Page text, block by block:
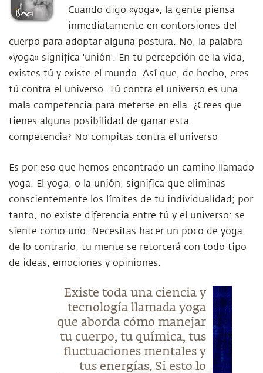
Cuando digo «yoga», la gente piensa
inmediatamente en contorsiones del
cuerpo para adoptar alguna postura. No, la palabra
«yoga» significa 'unión'. En tu percepción de la vida,
existes tú y existe el mundo. Así que, de hecho, eres
tú contra el universo. Tú contra el universo es una
mala competencia para meterse en ella. ¿Crees que
tienes alguna posibilidad de ganar esta
competencia? No compitas contra el universo
Es por eso que hemos encontrado un camino llamado
yoga. El yoga, o la unión, significa que eliminas
conscientemente los límites de tu individualidad; por
tanto, no existe diferencia entre tú y el universo: se
siente como uno. Necesitas hacer un poco de yoga,
de lo contrario, tu mente se retorcerá con todo tipo
de ideas, emociones y opiniones.
Existe toda una ciencia y
tecnología llamada yoga
que aborda cómo manejar
tu cuerpo, tu química, tus
fluctuaciones mentales y
tus energías. Si esto lo